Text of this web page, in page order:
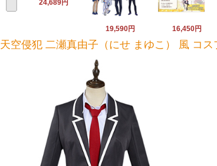
24,689円
19,590円 16,450円
天空侵犯 二瀬真由子（にせ まゆこ） 風 コス